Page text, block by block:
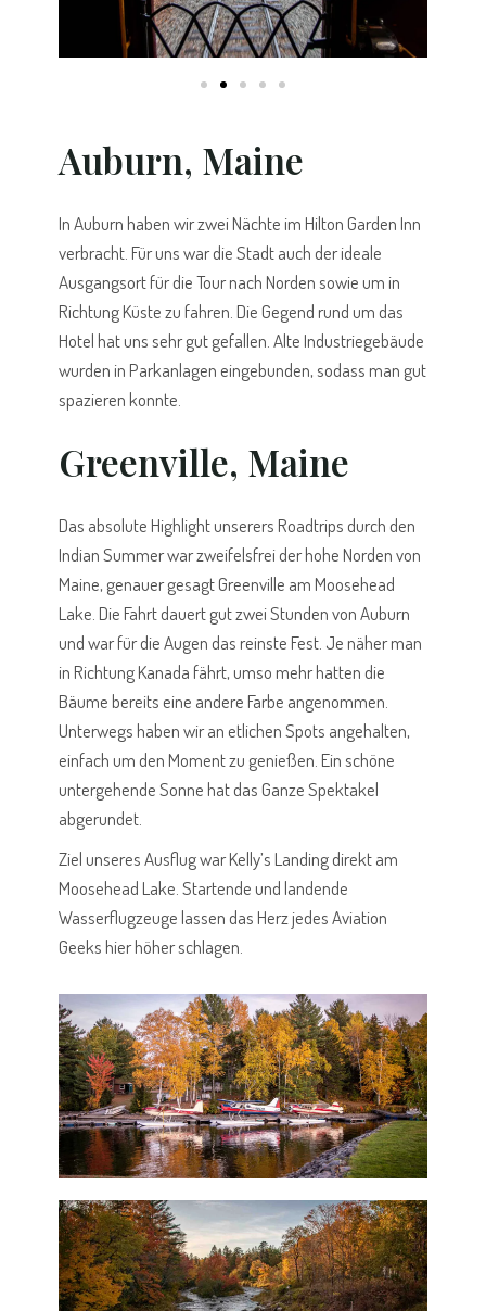
Auburn, Maine
In Auburn haben wir zwei Nächte im Hilton Garden Inn
verbracht. Für uns war die Stadt auch der ideale
Ausgangsort für die Tour nach Norden sowie um in
Richtung Küste zu fahren. Die Gegend rund um das
Hotel hat uns sehr gut gefallen. Alte Industriegebäude
wurden in Parkanlagen eingebunden, sodass man gut
spazieren konnte.
Greenville, Maine
Das absolute Highlight unserers Roadtrips durch den
Indian Summer war zweifelsfrei der hohe Norden von
Maine, genauer gesagt Greenville am Moosehead
Lake. Die Fahrt dauert gut zwei Stunden von Auburn
und war für die Augen das reinste Fest. Je näher man
in Richtung Kanada fährt, umso mehr hatten die
Bäume bereits eine andere Farbe angenommen.
Unterwegs haben wir an etlichen Spots angehalten,
einfach um den Moment zu genießen. Ein schöne
untergehende Sonne hat das Ganze Spektakel
abgerundet.
Ziel unseres Ausflug war Kelly’s Landing direkt am
Moosehead Lake. Startende und landende
Wasserflugzeuge lassen das Herz jedes Aviation
Geeks hier höher schlagen.